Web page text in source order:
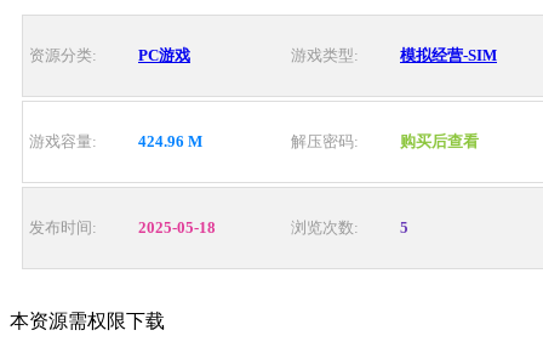
资源分类: PC游戏 游戏类型: 模拟经营-SIM
游戏容量: 424.96 M 解压密码: 购买后查看
发布时间: 2025-05-18 浏览次数: 5
本资源需权限下载